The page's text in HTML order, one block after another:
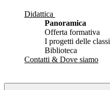
Didattica
Panoramica
Offerta formativa
I progetti delle classi
Biblioteca
Contatti & Dove siamo